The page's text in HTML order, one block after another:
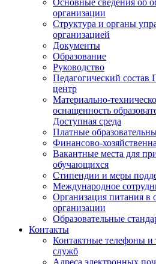
Основные сведения об
организации
Структура и органы
организацией
Документы
Образование
Руководство
Педагогический
центр
Материально-
оснащенность
Доступная среда
Платные
Финансово-
Вакантные места для
обучающихся
Стипендии и меры
Международное
Организация питания в
организации
Образовательные
Контакты
Контактные телефоны
служб
Адреса электронных